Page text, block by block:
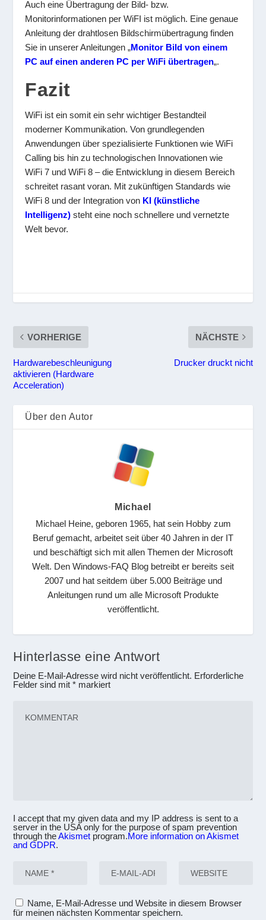
Auch eine Übertragung der Bild- bzw.
Monitorinformationen per WiFI ist möglich. Eine genaue
Anleitung der drahtlosen Bildschirmübertragung finden
Sie in unserer Anleitungen „Monitor Bild von einem
PC auf einen anderen PC per WiFi übertragen„.
Fazit
WiFi ist ein somit ein sehr wichtiger Bestandteil
moderner Kommunikation. Von grundlegenden
Anwendungen über spezialisierte Funktionen wie WiFi
Calling bis hin zu technologischen Innovationen wie
WiFi 7 und WiFi 8 – die Entwicklung in diesem Bereich
schreitet rasant voran. Mit zukünftigen Standards wie
WiFi 8 und der Integration von KI (künstliche
Intelligenz) steht eine noch schnellere und vernetzte
Welt bevor.
VORHERIGE
Hardwarebeschleunigung
aktivieren (Hardware
Acceleration)
NÄCHSTE
Drucker druckt nicht
Über den Autor
Michael
Michael Heine, geboren 1965, hat sein Hobby zum
Beruf gemacht, arbeitet seit über 40 Jahren in der IT
und beschäftigt sich mit allen Themen der Microsoft
Welt. Den Windows-FAQ Blog betreibt er bereits seit
2007 und hat seitdem über 5.000 Beiträge und
Anleitungen rund um alle Microsoft Produkte
veröffentlicht.
Hinterlasse eine Antwort
Deine E-Mail-Adresse wird nicht veröffentlicht. Erforderliche
Felder sind mit* markiert
I accept that my given data and my IP address is sent to a
server in the USA only for the purpose of spam prevention
through theAkismet program.More information on Akismet
and GDPR.
Name, E-Mail-Adresse und Website in diesem Browser
für meinen nächsten Kommentar speichern.